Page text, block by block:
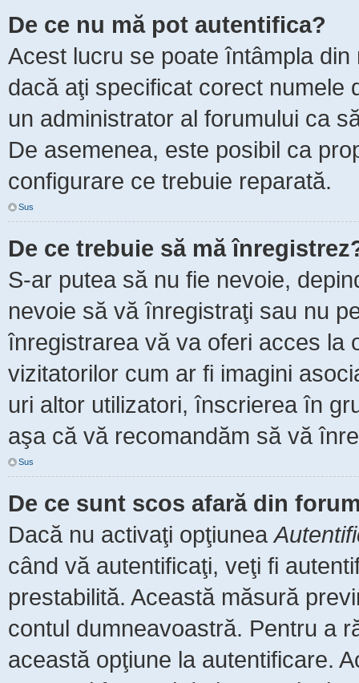
De ce nu mă pot autentifica?
Acest lucru se poate întâmpla
dacă aţi specificat corect numele
un administrator al forumului ca
De asemenea, este posibil ca
configurare ce trebuie reparată.
Sus
De ce trebuie să mă
S-ar putea să nu fie nevoie,
nevoie să vă înregistraţi sau nu
înregistrarea vă va oferi acces la
vizitatorilor cum ar fi imagini
uri altor utilizatori, înscrierea în
aşa că vă recomandăm să vă
Sus
De ce sunt scos afară din
Dacă nu activaţi opţiunea
când vă autentificaţi, veţi fi
prestabilită. Această măsură
contul dumneavoastră. Pentru a
această opţiune la autentificare.